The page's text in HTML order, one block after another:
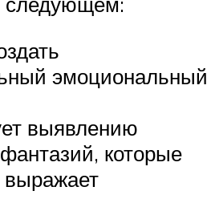
эмоциональный
выявлению
которые
выражает